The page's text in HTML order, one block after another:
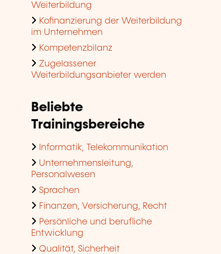
Weiterbildung
Kofinanzierung der Weiterbildung
im Unternehmen
Kompetenzbilanz
Zugelassener
Weiterbildungsanbieter werden
Beliebte
Trainingsbereiche
Informatik, Telekommunikation
Unternehmensleitung,
Personalwesen
Sprachen
Finanzen, Versicherung, Recht
Persönliche und berufliche
Entwicklung
Qualität, Sicherheit